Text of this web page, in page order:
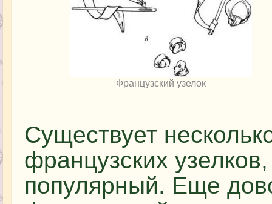
Французский узелок
Существует
французских
популярный. Еще